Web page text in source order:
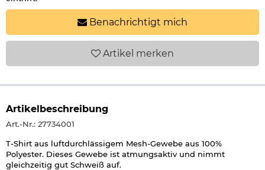
Benachrichtigt mich
Artikel merken
Artikelbeschreibung
Art.-Nr.: 27734001
T-Shirt aus luftdurchlässigem Mesh-Gewebe aus 100%
Polyester. Dieses Gewebe ist atmungsaktiv und nimmt
gleichzeitig gut Schweiß auf.